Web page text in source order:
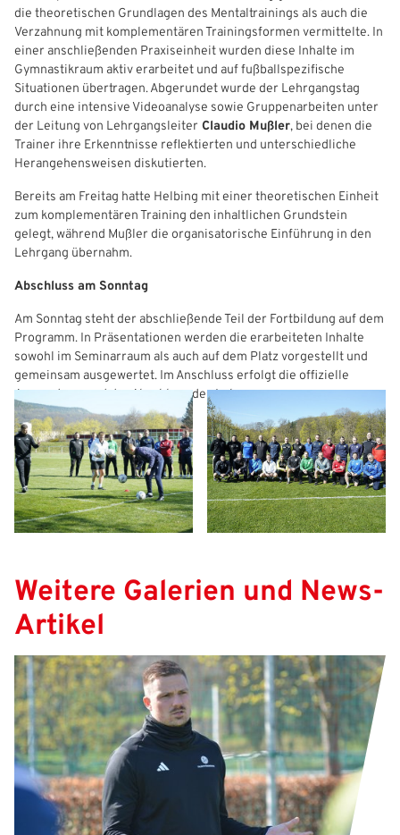
die theoretischen Grundlagen des Mentaltrainings als auch die
Verzahnung mit komplementären Trainingsformen vermittelte. In
einer anschließenden Praxiseinheit wurden diese Inhalte im
Gymnastikraum aktiv erarbeitet und auf fußballspezifische
Situationen übertragen. Abgerundet wurde der Lehrgangstag
durch eine intensive Videoanalyse sowie Gruppenarbeiten unter
der Leitung von Lehrgangsleiter Claudio Mußler, bei denen die
Trainer ihre Erkenntnisse reflektierten und unterschiedliche
Herangehensweisen diskutierten.
Bereits am Freitag hatte Helbing mit einer theoretischen Einheit
zum komplementären Training den inhaltlichen Grundstein
gelegt, während Mußler die organisatorische Einführung in den
Lehrgang übernahm.
Abschluss am Sonntag
Am Sonntag steht der abschließende Teil der Fortbildung auf dem
Programm. In Präsentationen werden die erarbeiteten Inhalte
sowohl im Seminarraum als auch auf dem Platz vorgestellt und
gemeinsam ausgewertet. Im Anschluss erfolgt die offizielle
Auswertung und der Abschluss des Lehrgangs.
Previous
Weitere Galerien und News-
Artikel
WEBSITE DURCHSUCHEN
IHRE LESEZEICHEN
Aktuelle Seite als Lesezeichen speichern
IHR LOGIN
Benutzeranmeldung
Anmelden
Passwort:
Tage des Mädchenfußballs
Impressum